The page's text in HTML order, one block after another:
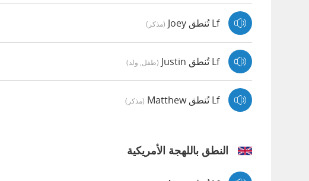
Lf تُنطق Joey (مذكر)
Lf تُنطق Justin (طفل, ولد)
Lf تُنطق Matthew (مذكر)
النطق باللهجة الأمريكية